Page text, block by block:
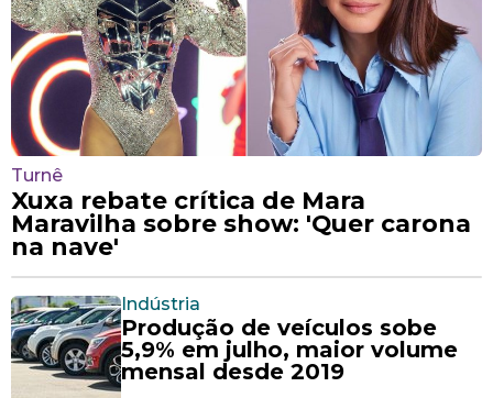
Turnê
Xuxa rebate crítica de Mara
Maravilha sobre show: 'Quer carona
na nave'
Indústria
Produção de veículos sobe
5,9% em julho, maior volume
mensal desde 2019